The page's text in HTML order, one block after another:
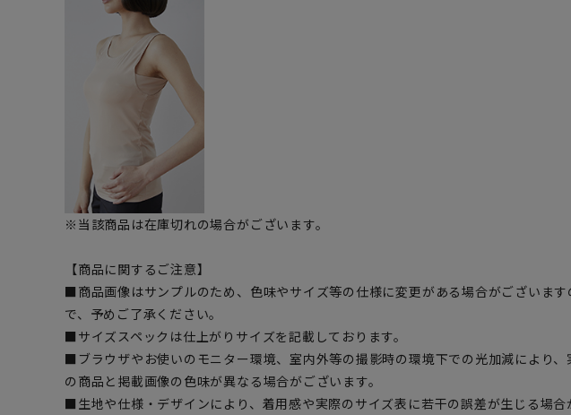
※当該商品は在庫切れの場合がございます。
【商品に関するご注意】
■商品画像はサンプルのため、色味やサイズ等の仕様に変更がある場合がございます
で、予めご了承ください。
■サイズスペックは仕上がりサイズを記載しております。
■ブラウザやお使いのモニター環境、室内外等の撮影時の環境下での光加減により、
の商品と掲載画像の色味が異なる場合がございます。
■生地や仕様・デザインにより、着用感や実際のサイズ表に若干の誤差が生じる場合